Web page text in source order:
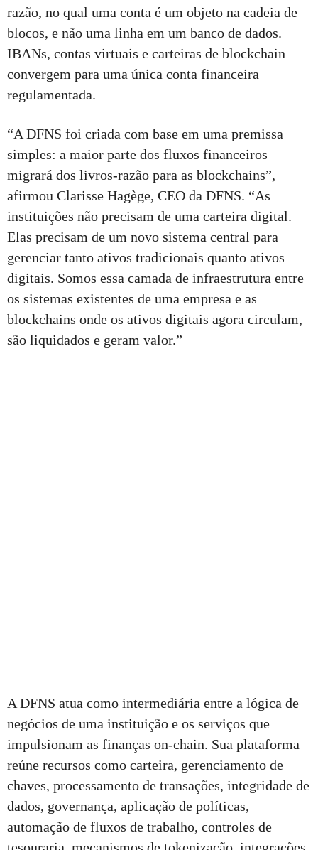
razão, no qual uma conta é um objeto na cadeia de
blocos, e não uma linha em um banco de dados.
IBANs, contas virtuais e carteiras de blockchain
convergem para uma única conta financeira
regulamentada.
“A DFNS foi criada com base em uma premissa
simples: a maior parte dos fluxos financeiros
migrará dos livros-razão para as blockchains”,
afirmou Clarisse Hagège, CEO da DFNS. “As
instituições não precisam de uma carteira digital.
Elas precisam de um novo sistema central para
gerenciar tanto ativos tradicionais quanto ativos
digitais. Somos essa camada de infraestrutura entre
os sistemas existentes de uma empresa e as
blockchains onde os ativos digitais agora circulam,
são liquidados e geram valor.”
A DFNS atua como intermediária entre a lógica de
negócios de uma instituição e os serviços que
impulsionam as finanças on-chain. Sua plataforma
reúne recursos como carteira, gerenciamento de
chaves, processamento de transações, integridade de
dados, governança, aplicação de políticas,
automação de fluxos de trabalho, controles de